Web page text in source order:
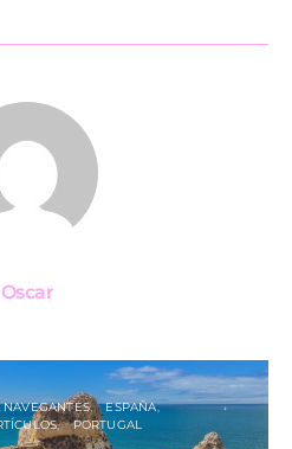
Oscar
NAVEGANTES
ESPAÑA
PORTUGAL